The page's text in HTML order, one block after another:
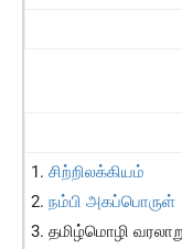
சிற்றிலக்கியம்
நம்பி அகப்பொருள்
தமிழ்மொழி